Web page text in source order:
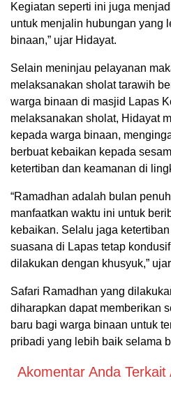
Kegiatan seperti ini juga
untuk menjalin hubungan yang
binaan,” ujar Hidayat.
Selain meninjau pelayanan
melaksanakan sholat tarawih
warga binaan di masjid Lapas
melaksanakan sholat, Hidayat
kepada warga binaan,
berbuat kebaikan kepada
ketertiban dan keamanan di
“Ramadhan adalah bulan
manfaatkan waktu ini untuk
kebaikan. Selalu jaga
suasana di Lapas tetap
dilakukan dengan khusyuk,”
Safari Ramadhan yang
diharapkan dapat memberikan
baru bagi warga binaan untuk
pribadi yang lebih baik selama
Akomentar Anda Terkait